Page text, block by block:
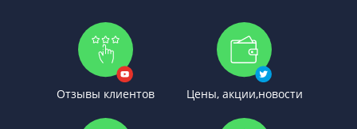
Отзывы клиентов Цены, акции,новости